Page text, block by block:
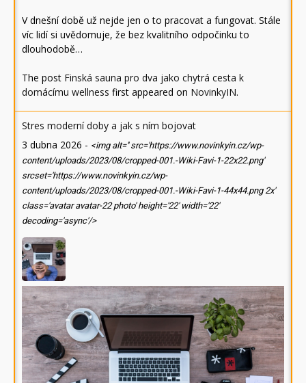
V dnešní době už nejde jen o to pracovat a fungovat. Stále
víc lidí si uvědomuje, že bez kvalitního odpočinku to
dlouhodobě…
The post Finská sauna pro dva jako chytrá cesta k
domácímu wellness first appeared on NovinkyIN.
Stres moderní doby a jak s ním bojovat
3 dubna 2026 - <img alt='' src='https://www.novinkyin.cz/wp-
content/uploads/2023/08/cropped-001.-Wiki-Favi-1-22x22.png'
srcset='https://www.novinkyin.cz/wp-
content/uploads/2023/08/cropped-001.-Wiki-Favi-1-44x44.png 2x'
class='avatar avatar-22 photo' height='22' width='22'
decoding='async'/>